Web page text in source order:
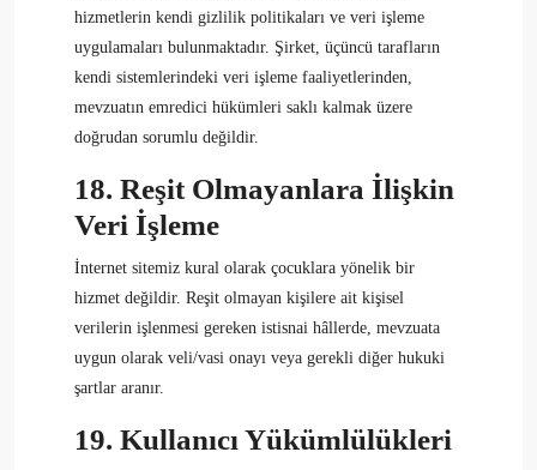
hizmetlerin kendi gizlilik politikaları ve veri işleme
uygulamaları bulunmaktadır. Şirket, üçüncü tarafların
kendi sistemlerindeki veri işleme faaliyetlerinden,
mevzuatın emredici hükümleri saklı kalmak üzere
doğrudan sorumlu değildir.
18. Reşit Olmayanlara İlişkin
Veri İşleme
İnternet sitemiz kural olarak çocuklara yönelik bir
hizmet değildir. Reşit olmayan kişilere ait kişisel
verilerin işlenmesi gereken istisnai hâllerde, mevzuata
uygun olarak veli/vasi onayı veya gerekli diğer hukuki
şartlar aranır.
19. Kullanıcı Yükümlülükleri